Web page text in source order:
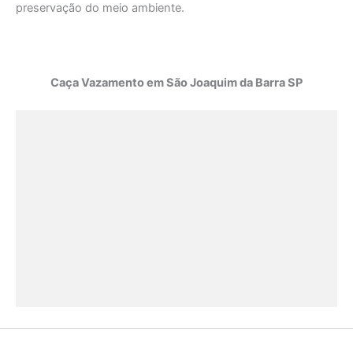
preservação do meio ambiente.
Caça Vazamento em São Joaquim da Barra SP